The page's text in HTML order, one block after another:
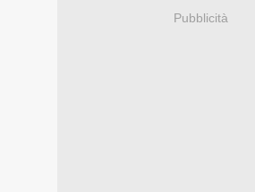
Pubblicità